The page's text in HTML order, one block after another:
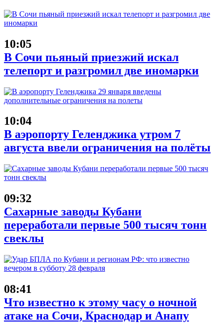
10:05
В Сочи пьяный приезжий искал
телепорт и разгромил две иномарки
10:04
В аэропорту Геленджика утром 7
августа ввели ограничения на полёты
09:32
Сахарные заводы Кубани
переработали первые 500 тысяч тонн
свеклы
08:41
Что известно к этому часу о ночной
атаке на Сочи, Краснодар и Анапу